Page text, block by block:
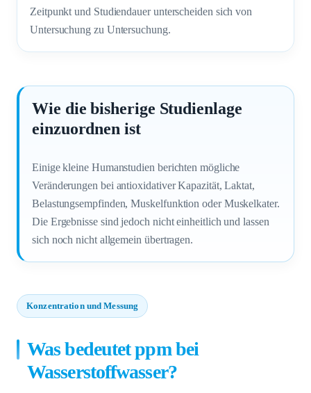
Zeitpunkt und Studiendauer unterscheiden sich von
Untersuchung zu Untersuchung.
Wie die bisherige Studienlage
einzuordnen ist
Einige kleine Humanstudien berichten mögliche
Veränderungen bei antioxidativer Kapazität, Laktat,
Belastungsempfinden, Muskelfunktion oder Muskelkater.
Die Ergebnisse sind jedoch nicht einheitlich und lassen
sich noch nicht allgemein übertragen.
Konzentration und Messung
Was bedeutet ppm bei
Wasserstoffwasser?